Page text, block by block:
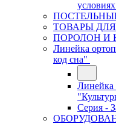
ТОВАРЫ
ПОРОЛОН И
Линейка
код сна"
Линейка
Серия -